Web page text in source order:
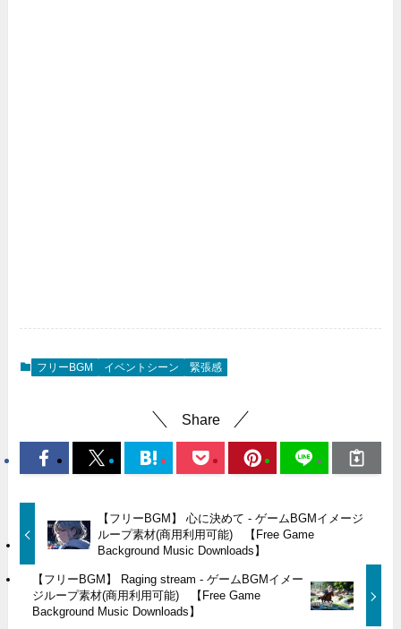
フリーBGM イベントシーン 緊張感
Share
【フリーBGM】 心に決めて - ゲームBGMイメージ
ループ素材(商用利用可能) 【Free Game
Background Music Downloads】
【フリーBGM】 Raging stream - ゲームBGMイメー
ジループ素材(商用利用可能) 【Free Game
Background Music Downloads】